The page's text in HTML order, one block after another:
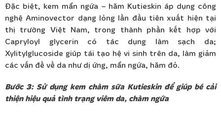
Đặc biệt, kem mẩn ngứa – hăm Kutieskin áp dụng công
nghệ Aminovector dạng lỏng lần đầu tiên xuất hiện tại
thị trường Việt Nam, trong thành phần kết hợp với
Capryloyl glycerin có tác dụng làm sạch da;
Xylitylglucoside giúp tái tạo hệ vi sinh trên da, làm giảm
các vấn đề về da như dị ứng, mẩn ngứa, hăm đỏ.
Bước 3: Sử dụng kem chàm sữa Kutieskin để giúp bé cải
thiện hiệu quả tình trạng viêm da, chàm ngứa